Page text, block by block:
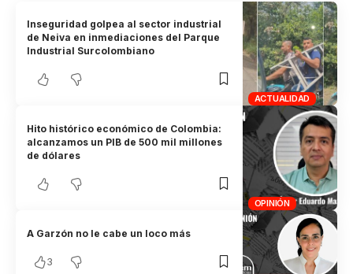
ACTUALIDAD
Inseguridad golpea al sector industrial
de Neiva en inmediaciones del Parque
Industrial Surcolombiano
OPINIÓN
Hito histórico económico de Colombia:
alcanzamos un PIB de 500 mil millones
de dólares
A Garzón no le cabe un loco más
3